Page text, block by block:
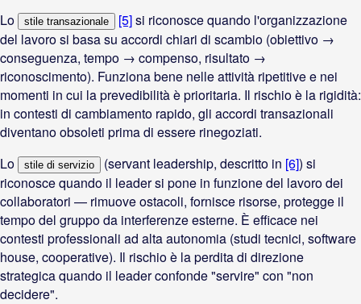
Lo
stile transazionale [5]si riconosce quando l'organizzazione
del lavoro si basa su accordi chiari di scambio (obiettivo →
conseguenza, tempo → compenso, risultato →
riconoscimento). Funziona bene nelle attività ripetitive e nei
momenti in cui la prevedibilità è prioritaria. Il rischio è la rigidità:
in contesti di cambiamento rapido, gli accordi transazionali
diventano obsoleti prima di essere rinegoziati.
Lo
stile di servizio (servant leadership, descritto in [6]) si
riconosce quando il leader si pone in funzione del lavoro dei
collaboratori — rimuove ostacoli, fornisce risorse, protegge il
tempo del gruppo da interferenze esterne. È efficace nei
contesti professionali ad alta autonomia (studi tecnici, software
house, cooperative). Il rischio è la perdita di direzione
strategica quando il leader confonde "servire" con "non
decidere".